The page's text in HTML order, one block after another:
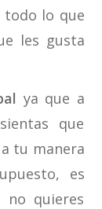
todo lo que
les gusta
ya que a
que
tu manera
es
no quieres